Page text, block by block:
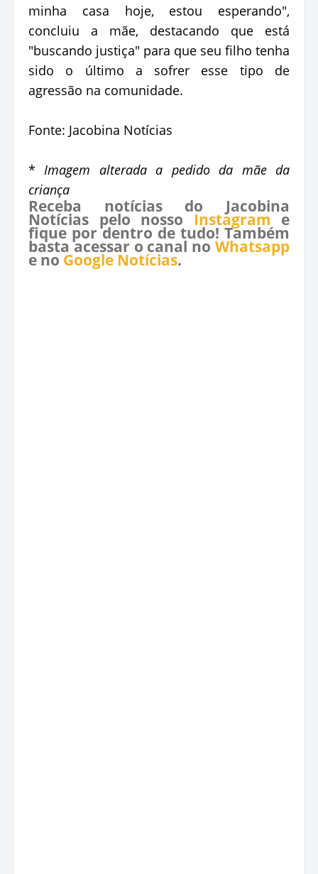
minha casa hoje, estou esperando",
concluiu a mãe, destacando que está
"buscando justiça" para que seu filho tenha
sido o último a sofrer esse tipo de
agressão na comunidade.
Fonte: Jacobina Notícias
* Imagem alterada a pedido da mãe da
criança
Receba notícias do Jacobina
Notícias pelo nosso Instagram e
fique por dentro de tudo! Também
basta acessar o canal no Whatsapp
e no Google Notícias.